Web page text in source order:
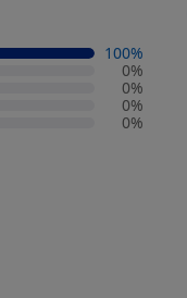
100%
0%
0%
0%
0%